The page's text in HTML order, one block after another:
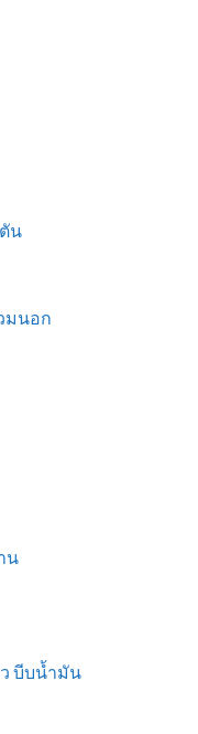
น
มนอก
น
บีบน้ำมัน